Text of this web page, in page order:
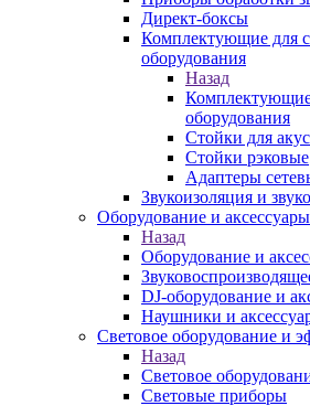
Директ-боксы
Комплектующие для
оборудования
Назад
оборудования
Стойки для
Стойки рэковые
Адаптеры
Звукоизоляция и
Оборудование и
Назад
Оборудование и
DJ-оборудование и
Наушники и
Световое оборудование и
Назад
Световое
Световые приборы